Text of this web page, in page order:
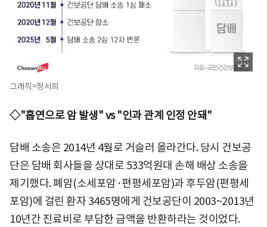
그래픽=정서희
◇"흡연으로 암 발생" vs "인과 관계 인정 안돼"
담배 소송은 2014년 4월로 거슬러 올라간다. 당시 건보공
단은 담배 회사들을 상대로 533억원대 손해 배상 소송을
제기했다. 폐암(소세포암·편평세포암)과 후두암(편평세
포암)에 걸린 환자 3465명에게 건보공단이 2003~2013년
10년간 진료비로 부담한 금액을 반환하라는 것이었다.